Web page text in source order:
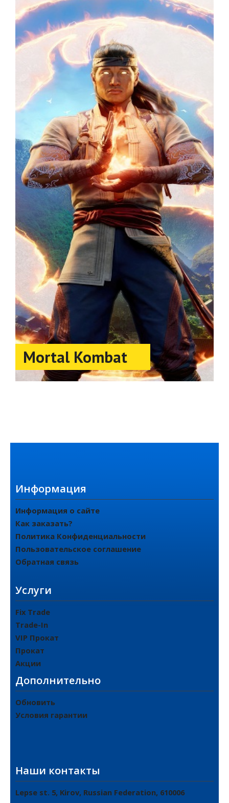
Mortal Kombat
Информация
Информация о сайте
Как заказать?
Политика Конфиденциальности
Пользовательское соглашение
Обратная связь
Услуги
Fix Trade
Trade-In
VIP Прокат
Прокат
Акции
Дополнительно
Обновить
Условия гарантии
Наши контакты
Lepse st. 5, Kirov, Russian Federation, 610006